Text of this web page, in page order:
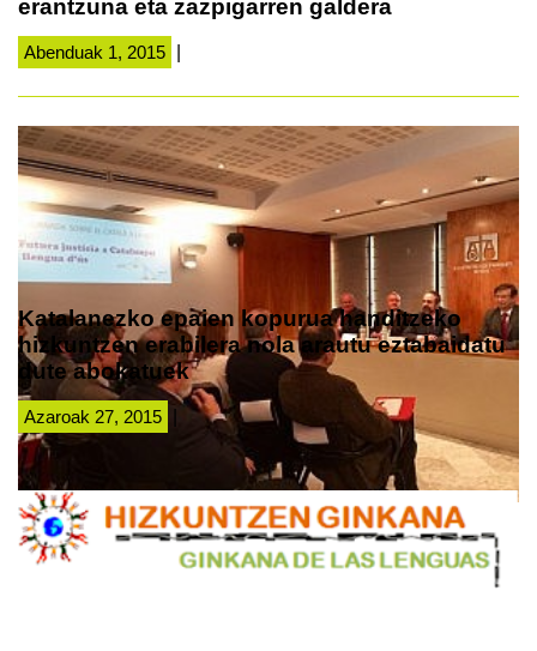
erantzuna eta zazpigarren galdera
Abenduak 1, 2015
Katalanezko epaien kopurua handitzeko
hizkuntzen erabilera nola arautu eztabaidatu
dute abokatuek
Azaroak 27, 2015